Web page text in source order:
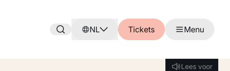
NL Tickets Menu
Lees voor
Lees voor